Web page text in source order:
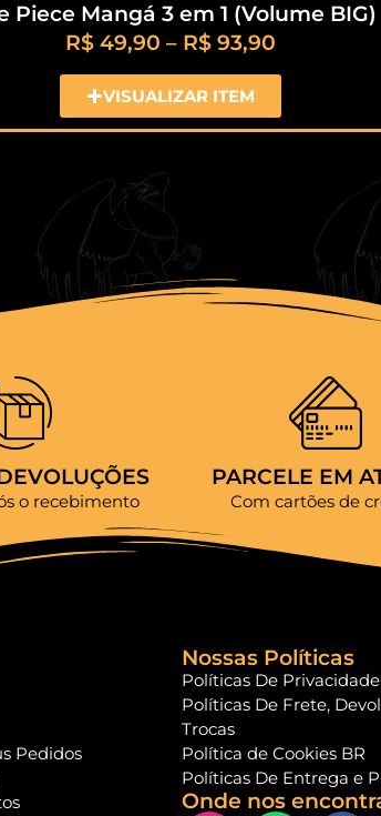
Piece Mangá 3 em 1 (Volume BIG)
R$ 49,90 – R$ 93,90
VISUALIZAR ITEM
o recebimento
PARCELE EM
Com cartões de
Pedidos
Nossas Políticas
Políticas De Privacidade
Políticas De Frete,
Trocas
Política de Cookies BR
Políticas De Entrega e
Onde nos